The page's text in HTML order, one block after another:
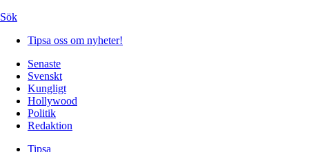
Sök
Tipsa oss om nyheter!
Senaste
Svenskt
Kungligt
Hollywood
Politik
Redaktion
Tipsa